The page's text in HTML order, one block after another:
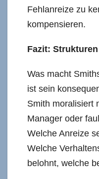
Fehlanreize zu
kompensieren.
Fazit:
Was macht
ist sein
Smith moralisiert
Manager oder
Welche Anreize
Welche
belohnt, welche